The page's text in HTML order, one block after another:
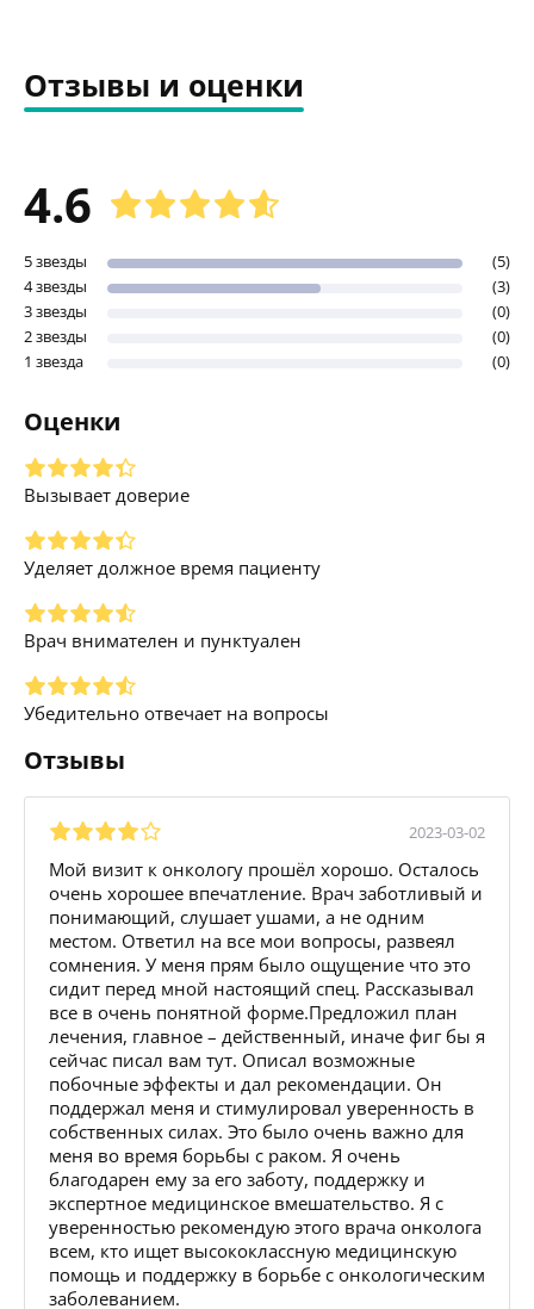
Отзывы и оценки
4.6
5 звезды
(5)
4 звезды
(3)
3 звезды
(0)
2 звезды
(0)
1 звезда
(0)
Оценки
Вызывает доверие
Уделяет должное время пациенту
Врач внимателен и пунктуален
Убедительно отвечает на вопросы
Отзывы
2023-03-02
Мой визит к онкологу прошёл хорошо. Осталось
очень хорошее впечатление. Врач заботливый и
понимающий, слушает ушами, а не одним
местом. Ответил на все мои вопросы, развеял
сомнения. У меня прям было ощущение что это
сидит перед мной настоящий спец. Рассказывал
все в очень понятной форме.Предложил план
лечения, главное – действенный, иначе фиг бы я
сейчас писал вам тут. Описал возможные
побочные эффекты и дал рекомендации. Он
поддержал меня и стимулировал уверенность в
собственных силах. Это было очень важно для
меня во время борьбы с раком. Я очень
благодарен ему за его заботу, поддержку и
экспертное медицинское вмешательство. Я с
уверенностью рекомендую этого врача онколога
всем, кто ищет высококлассную медицинскую
помощь и поддержку в борьбе с онкологическим
заболеванием.